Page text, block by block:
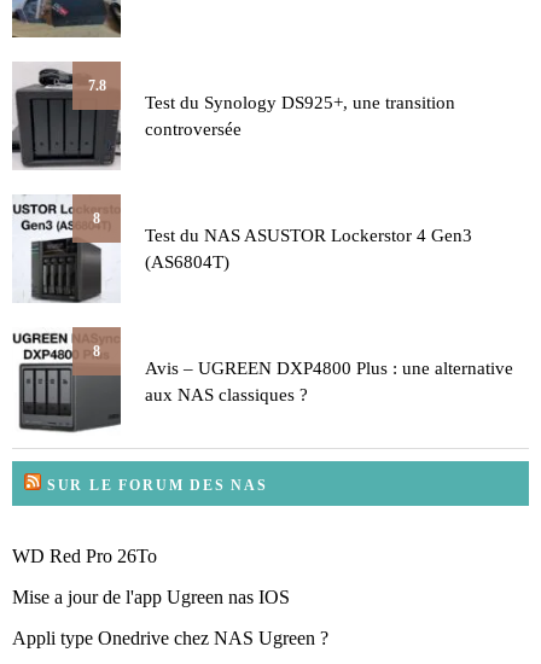
7.8
Test du Synology DS925+, une transition
controversée
8
Test du NAS ASUSTOR Lockerstor 4 Gen3
(AS6804T)
8
Avis – UGREEN DXP4800 Plus : une alternative
aux NAS classiques ?
SUR LE FORUM DES NAS
WD Red Pro 26To
Mise a jour de l'app Ugreen nas IOS
Appli type Onedrive chez NAS Ugreen ?